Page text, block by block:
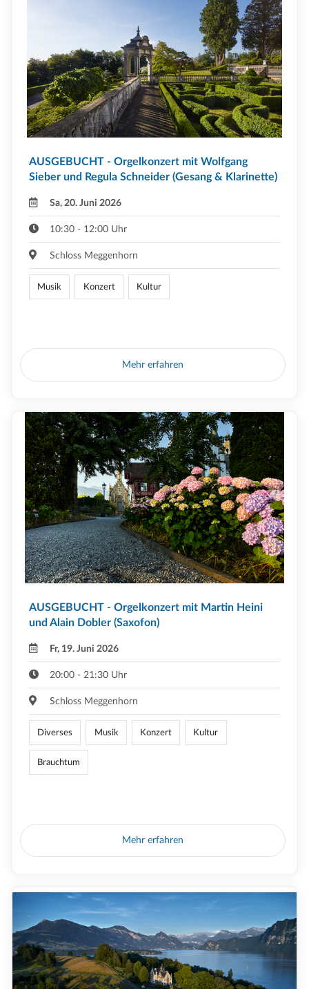
AUSGEBUCHT - Orgelkonzert mit Wolfgang
Sieber und Regula Schneider (Gesang & Klarinette)
Sa, 20. Juni 2026
10:30 - 12:00 Uhr
Schloss Meggenhorn
Musik Konzert Kultur
Mehr erfahren
AUSGEBUCHT - Orgelkonzert mit Martin Heini
und Alain Dobler (Saxofon)
Fr, 19. Juni 2026
20:00 - 21:30 Uhr
Schloss Meggenhorn
Diverses Musik Konzert Kultur
Brauchtum
Mehr erfahren